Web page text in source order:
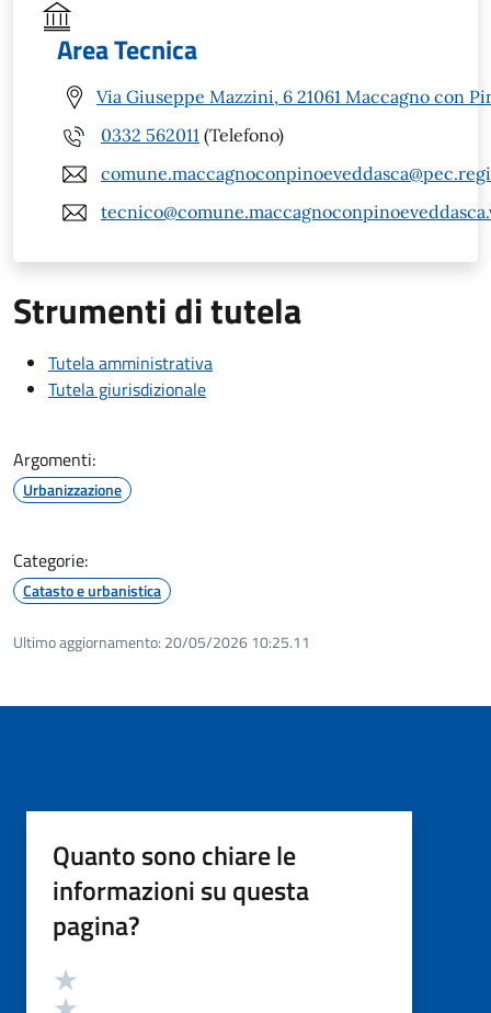
Area Tecnica
Via Giuseppe Mazzini, 6 21061 Maccagno con
0332 562011 (Telefono)
Strumenti di tutela
Tutela amministrativa
Tutela giurisdizionale
Argomenti:
Urbanizzazione
Categorie:
Catasto e urbanistica
Ultimo aggiornamento: 20/05/2026 10:25.11
Quanto sono chiare le
informazioni su questa
pagina?
Valutazione